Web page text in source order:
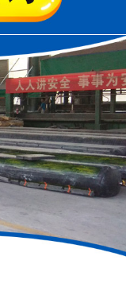
梁伸缩缝
的圆形充气芯
模